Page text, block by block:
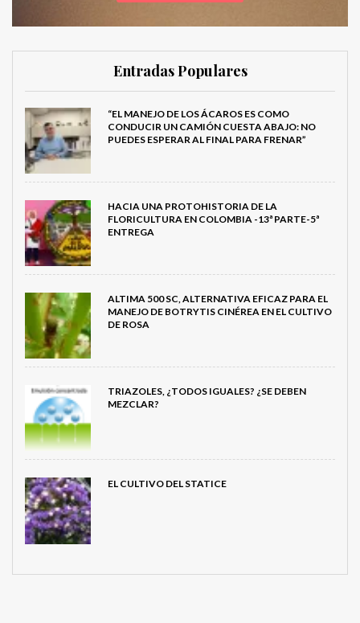
Entradas Populares
“EL MANEJO DE LOS ÁCAROS ES COMO
CONDUCIR UN CAMIÓN CUESTA ABAJO: NO
PUEDES ESPERAR AL FINAL PARA FRENAR”
HACIA UNA PROTOHISTORIA DE LA
FLORICULTURA EN COLOMBIA -13ª PARTE-5ª
ENTREGA
ALTIMA 500 SC, ALTERNATIVA EFICAZ PARA EL
MANEJO DE BOTRYTIS CINÉREA EN EL CULTIVO
DE ROSA
TRIAZOLES, ¿TODOS IGUALES? ¿SE DEBEN
MEZCLAR?
EL CULTIVO DEL STATICE